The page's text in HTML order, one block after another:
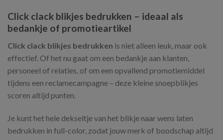
Click clack blikjes bedrukken – ideaal als
bedankje of promotieartikel
Click clack blikjes bedrukken is niet alleen leuk, maar ook
effectief. Of het nu gaat om een bedankje aan klanten,
personeel of relaties, of om een opvallend promotiemiddel
tijdens een reclamecampagne – deze kleine snoepblikjes
scoren altijd punten.
Je kunt het hele dekseltje van het blikje naar wens laten
bedrukken in full-color, zodat jouw merk of boodschap altijd